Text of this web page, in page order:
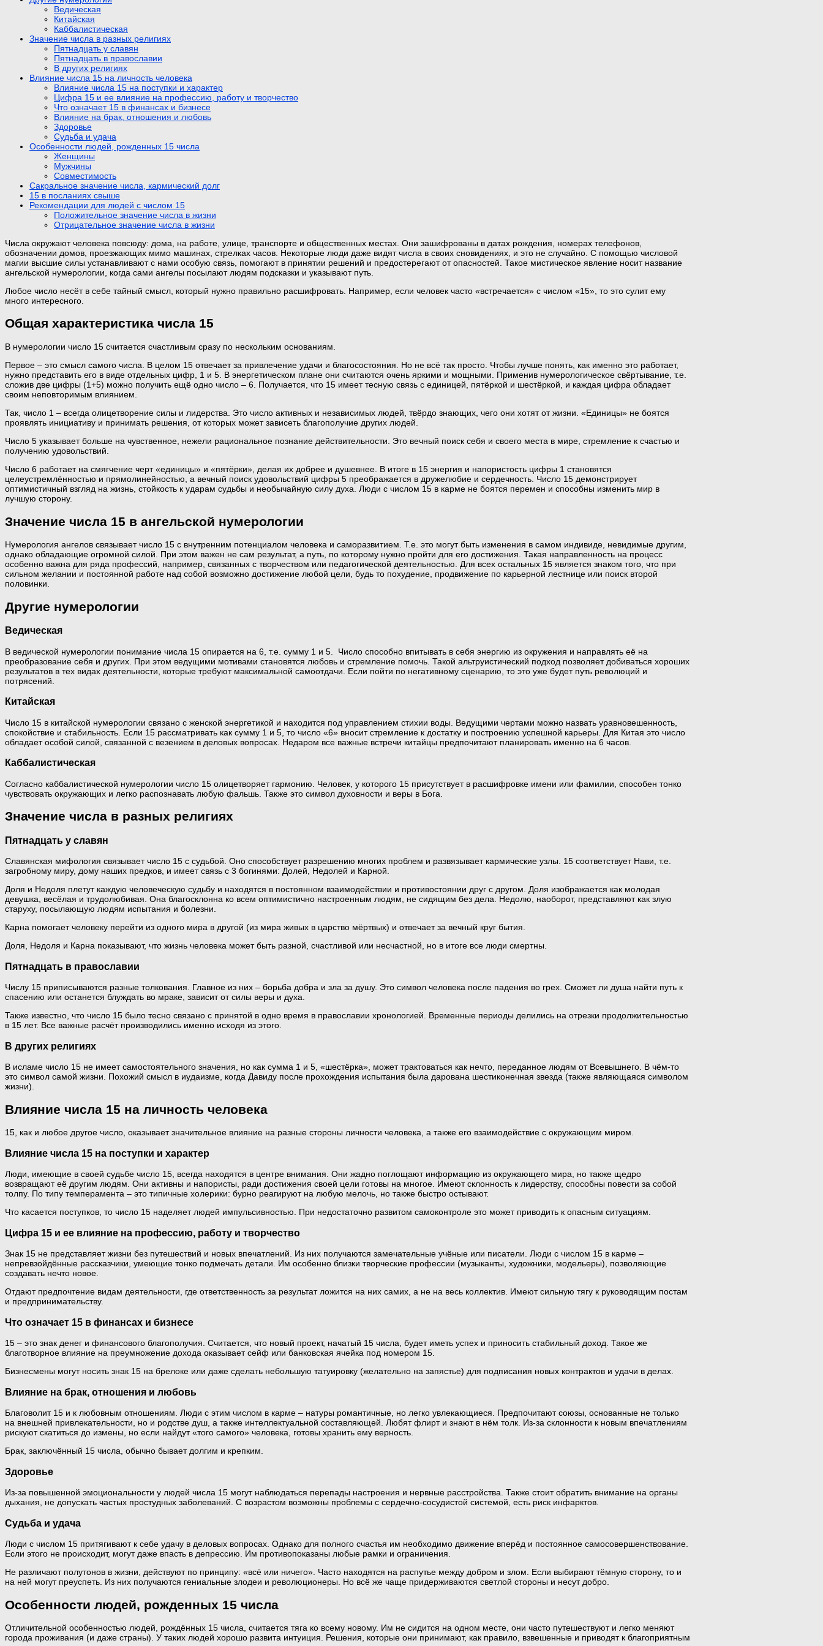
Ведическая
Китайская
Каббалистическая
Значение числа в разных религиях
Пятнадцать у славян
Пятнадцать в православии
В других религиях
Влияние числа 15 на личность человека
Влияние числа 15 на поступки и характер
Цифра 15 и ее влияние на профессию, работу и творчество
Что означает 15 в финансах и бизнесе
Влияние на брак, отношения и любовь
Здоровье
Судьба и удача
Особенности людей, рожденных 15 числа
Женщины
Мужчины
Совместимость
Сакральное значение числа, кармический долг
15 в посланиях свыше
Рекомендации для людей с числом 15
Положительное значение числа в жизни
Отрицательное значение числа в жизни
Числа окружают человека повсюду: дома, на работе, улице, транспорте и общественных местах. Они зашифрованы в датах рождения, номерах телефонов,
обозначении домов, проезжающих мимо машинах, стрелках часов. Некоторые люди даже видят числа в своих сновидениях, и это не случайно. С помощью числовой
магии высшие силы устанавливают с нами особую связь, помогают в принятии решений и предостерегают от опасностей. Такое мистическое явление носит название
ангельской нумерологии, когда сами ангелы посылают людям подсказки и указывают путь.
Любое число несёт в себе тайный смысл, который нужно правильно расшифровать. Например, если человек часто «встречается» с числом «15», то это сулит ему
много интересного.
Общая характеристика числа 15
В нумерологии число 15 считается счастливым сразу по нескольким основаниям.
Первое – это смысл самого числа. В целом 15 отвечает за привлечение удачи и благосостояния. Но не всё так просто. Чтобы лучше понять, как именно это работает,
нужно представить его в виде отдельных цифр, 1 и 5. В энергетическом плане они считаются очень яркими и мощными. Применив нумерологическое свёртывание, т.е.
сложив две цифры (1+5) можно получить ещё одно число – 6. Получается, что 15 имеет тесную связь с единицей, пятёркой и шестёркой, и каждая цифра обладает
своим неповторимым влиянием.
Так, число 1 – всегда олицетворение силы и лидерства. Это число активных и независимых людей, твёрдо знающих, чего они хотят от жизни. «Единицы» не боятся
проявлять инициативу и принимать решения, от которых может зависеть благополучие других людей.
Число 5 указывает больше на чувственное, нежели рациональное познание действительности. Это вечный поиск себя и своего места в мире, стремление к счастью и
получению удовольствий.
Число 6 работает на смягчение черт «единицы» и «пятёрки», делая их добрее и душевнее. В итоге в 15 энергия и напористость цифры 1 становятся
целеустремлённостью и прямолинейностью, а вечный поиск удовольствий цифры 5 преображается в дружелюбие и сердечность. Число 15 демонстрирует
оптимистичный взгляд на жизнь, стойкость к ударам судьбы и необычайную силу духа. Люди с числом 15 в карме не боятся перемен и способны изменить мир в
лучшую сторону.
Значение числа 15 в ангельской нумерологии
Нумерология ангелов связывает число 15 с внутренним потенциалом человека и саморазвитием. Т.е. это могут быть изменения в самом индивиде, невидимые другим,
однако обладающие огромной силой. При этом важен не сам результат, а путь, по которому нужно пройти для его достижения. Такая направленность на процесс
особенно важна для ряда профессий, например, связанных с творчеством или педагогической деятельностью. Для всех остальных 15 является знаком того, что при
сильном желании и постоянной работе над собой возможно достижение любой цели, будь то похудение, продвижение по карьерной лестнице или поиск второй
половинки.
Другие нумерологии
Ведическая
В ведической нумерологии понимание числа 15 опирается на 6, т.е. сумму 1 и 5. Число способно впитывать в себя энергию из окружения и направлять её на
преобразование себя и других. При этом ведущими мотивами становятся любовь и стремление помочь. Такой альтруистический подход позволяет добиваться хороших
результатов в тех видах деятельности, которые требуют максимальной самоотдачи. Если пойти по негативному сценарию, то это уже будет путь революций и
потрясений.
Китайская
Число 15 в китайской нумерологии связано с женской энергетикой и находится под управлением стихии воды. Ведущими чертами можно назвать уравновешенность,
спокойствие и стабильность. Если 15 рассматривать как сумму 1 и 5, то число «6» вносит стремление к достатку и построению успешной карьеры. Для Китая это число
обладает особой силой, связанной с везением в деловых вопросах. Недаром все важные встречи китайцы предпочитают планировать именно на 6 часов.
Каббалистическая
Согласно каббалистической нумерологии число 15 олицетворяет гармонию. Человек, у которого 15 присутствует в расшифровке имени или фамилии, способен тонко
чувствовать окружающих и легко распознавать любую фальшь. Также это символ духовности и веры в Бога.
Значение числа в разных религиях
Пятнадцать у славян
Славянская мифология связывает число 15 с судьбой. Оно способствует разрешению многих проблем и развязывает кармические узлы. 15 соответствует Нави, т.е.
загробному миру, дому наших предков, и имеет связь с 3 богинями: Долей, Недолей и Карной.
Доля и Недоля плетут каждую человеческую судьбу и находятся в постоянном взаимодействии и противостоянии друг с другом. Доля изображается как молодая
девушка, весёлая и трудолюбивая. Она благосклонна ко всем оптимистично настроенным людям, не сидящим без дела. Недолю, наоборот, представляют как злую
старуху, посылающую людям испытания и болезни.
Карна помогает человеку перейти из одного мира в другой (из мира живых в царство мёртвых) и отвечает за вечный круг бытия.
Доля, Недоля и Карна показывают, что жизнь человека может быть разной, счастливой или несчастной, но в итоге все люди смертны.
Пятнадцать в православии
Числу 15 приписываются разные толкования. Главное из них – борьба добра и зла за душу. Это символ человека после падения во грех. Сможет ли душа найти путь к
спасению или останется блуждать во мраке, зависит от силы веры и духа.
Также известно, что число 15 было тесно связано с принятой в одно время в православии хронологией. Временные периоды делились на отрезки продолжительностью
в 15 лет. Все важные расчёт производились именно исходя из этого.
В других религиях
В исламе число 15 не имеет самостоятельного значения, но как сумма 1 и 5, «шестёрка», может трактоваться как нечто, переданное людям от Всевышнего. В чём-то
это символ самой жизни. Похожий смысл в иудаизме, когда Давиду после прохождения испытания была дарована шестиконечная звезда (также являющаяся символом
жизни).
Влияние числа 15 на личность человека
15, как и любое другое число, оказывает значительное влияние на разные стороны личности человека, а также его взаимодействие с окружающим миром.
Влияние числа 15 на поступки и характер
Люди, имеющие в своей судьбе число 15, всегда находятся в центре внимания. Они жадно поглощают информацию из окружающего мира, но также щедро
возвращают её другим людям. Они активны и напористы, ради достижения своей цели готовы на многое. Имеют склонность к лидерству, способны повести за собой
толпу. По типу темперамента – это типичные холерики: бурно реагируют на любую мелочь, но также быстро остывают.
Что касается поступков, то число 15 наделяет людей импульсивностью. При недостаточно развитом самоконтроле это может приводить к опасным ситуациям.
Цифра 15 и ее влияние на профессию, работу и творчество
Знак 15 не представляет жизни без путешествий и новых впечатлений. Из них получаются замечательные учёные или писатели. Люди с числом 15 в карме –
непревзойдённые рассказчики, умеющие тонко подмечать детали. Им особенно близки творческие профессии (музыканты, художники, модельеры), позволяющие
создавать нечто новое.
Отдают предпочтение видам деятельности, где ответственность за результат ложится на них самих, а не на весь коллектив. Имеют сильную тягу к руководящим постам
и предпринимательству.
Что означает 15 в финансах и бизнесе
15 – это знак денег и финансового благополучия. Считается, что новый проект, начатый 15 числа, будет иметь успех и приносить стабильный доход. Такое же
благотворное влияние на преумножение дохода оказывает сейф или банковская ячейка под номером 15.
Бизнесмены могут носить знак 15 на брелоке или даже сделать небольшую татуировку (желательно на запястье) для подписания новых контрактов и удачи в делах.
Влияние на брак, отношения и любовь
Благоволит 15 и к любовным отношениям. Люди с этим числом в карме – натуры романтичные, но легко увлекающиеся. Предпочитают союзы, основанные не только
на внешней привлекательности, но и родстве душ, а также интеллектуальной составляющей. Любят флирт и знают в нём толк. Из-за склонности к новым впечатлениям
рискуют скатиться до измены, но если найдут «того самого» человека, готовы хранить ему верность.
Брак, заключённый 15 числа, обычно бывает долгим и крепким.
Здоровье
Из-за повышенной эмоциональности у людей числа 15 могут наблюдаться перепады настроения и нервные расстройства. Также стоит обратить внимание на органы
дыхания, не допускать частых простудных заболеваний. С возрастом возможны проблемы с сердечно-сосудистой системой, есть риск инфарктов.
Судьба и удача
Люди с числом 15 притягивают к себе удачу в деловых вопросах. Однако для полного счастья им необходимо движение вперёд и постоянное самосовершенствование.
Если этого не происходит, могут даже впасть в депрессию. Им противопоказаны любые рамки и ограничения.
Не различают полутонов в жизни, действуют по принципу: «всё или ничего». Часто находятся на распутье между добром и злом. Если выбирают тёмную сторону, то и
на ней могут преуспеть. Из них получаются гениальные злодеи и революционеры. Но всё же чаще придерживаются светлой стороны и несут добро.
Особенности людей, рожденных 15 числа
Отличительной особенностью людей, рождённых 15 числа, считается тяга ко всему новому. Им не сидится на одном месте, они часто путешествуют и легко меняют
города проживания (и даже страны). У таких людей хорошо развита интуиция. Решения, которые они принимают, как правило, взвешенные и приводят к благоприятным